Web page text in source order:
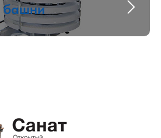
башни